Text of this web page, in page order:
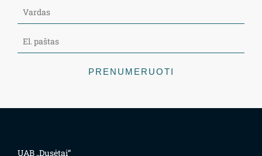
PRENUMERUOTI
UAB „Dusėtai“